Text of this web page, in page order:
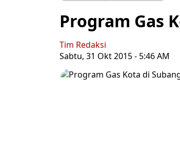
Program Gas
Tim Redaksi
Sabtu, 31 Okt 2015 - 5:46 AM